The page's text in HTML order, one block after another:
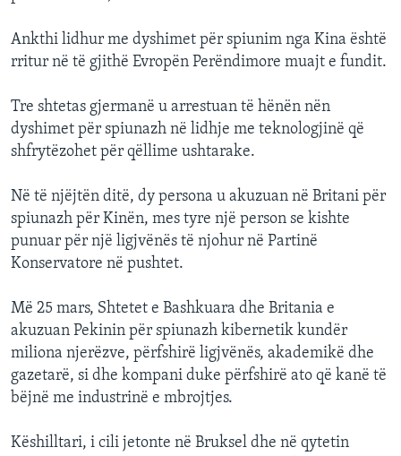
Ankthi lidhur me dyshimet për spiunim nga Kina është
rritur në të gjithë Evropën Perëndimore muajt e fundit.
Tre shtetas gjermanë u arrestuan të hënën nën
dyshimet për spiunazh në lidhje me teknologjinë që
shfrytëzohet për qëllime ushtarake.
Në të njëjtën ditë, dy persona u akuzuan në Britani për
spiunazh për Kinën, mes tyre një person se kishte
punuar për një ligjvënës të njohur në Partinë
Konservatore në pushtet.
Më 25 mars, Shtetet e Bashkuara dhe Britania e
akuzuan Pekinin për spiunazh kibernetik kundër
miliona njerëzve, përfshirë ligjvënës, akademikë dhe
gazetarë, si dhe kompani duke përfshirë ato që kanë të
bëjnë me industrinë e mbrojtjes.
Këshilltari, i cili jetonte në Bruksel dhe në qytetin